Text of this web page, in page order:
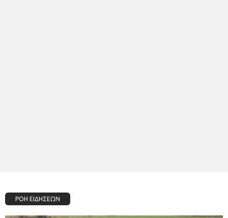
ΡΟΗ ΕΙΔΗΣΕΩΝ